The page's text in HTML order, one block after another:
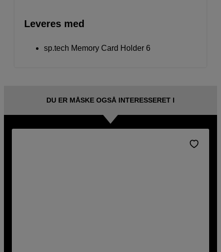
Leveres med
sp.tech Memory Card Holder 6
DU ER MÅSKE OGSÅ INTERESSERET I